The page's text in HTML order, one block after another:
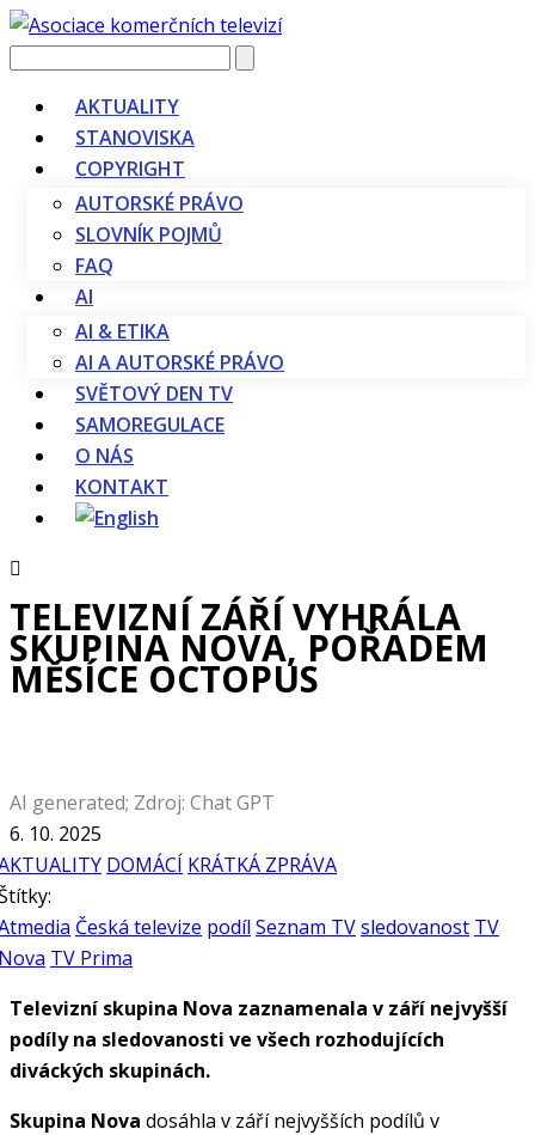
Vyhledávání
AKTUALITY
STANOVISKA
COPYRIGHT
AUTORSKÉ PRÁVO
SLOVNÍK POJMŮ
FAQ
AI
AI & ETIKA
AI A AUTORSKÉ PRÁVO
SVĚTOVÝ DEN TV
SAMOREGULACE
O NÁS
KONTAKT
TELEVIZNÍ ZÁŘÍ VYHRÁLA
SKUPINA NOVA, POŘADEM
MĚSÍCE OCTOPUS
AI generated; Zdroj: Chat GPT
6. 10. 2025
DOMÁCÍ KRÁTKÁ ZPRÁVA
Česká televize podíl Seznam TVsledovanost TV
TV Prima
Televizní skupina Nova zaznamenala v září nejvyšší
podíly na sledovanosti ve všech rozhodujících
diváckých skupinách.
Skupina Nova dosáhla v září nejvyšších podílů v